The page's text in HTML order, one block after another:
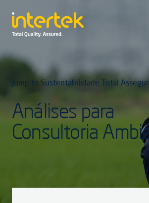
Jump to Sustentabilidade Total
Análises para
Consultoria